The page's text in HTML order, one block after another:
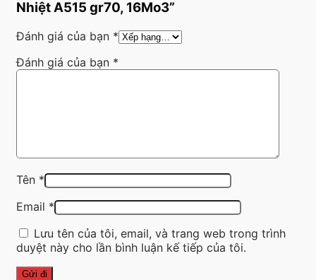
Nhiệt A515 gr70, 16Mo3”
Đánh giá của bạn *
Đánh giá của bạn *
Tên *
Email *
Lưu tên của tôi, email, và trang web trong trình
duyệt này cho lần bình luận kế tiếp của tôi.